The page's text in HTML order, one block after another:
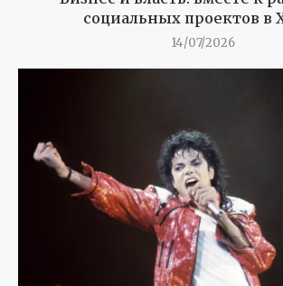
социальных проектов в
14/07/2026